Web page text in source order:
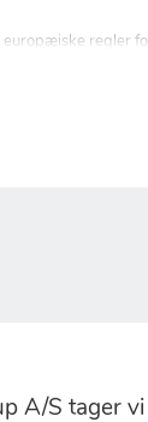
europæiske regler
A/S tager